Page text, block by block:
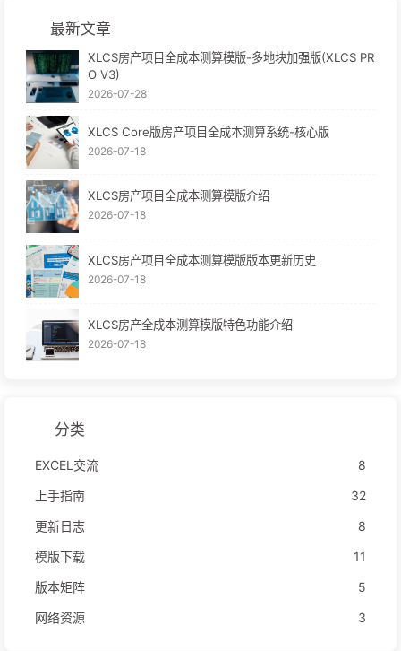
最新文章
XLCS房产项目全成本测算模版-多地块加强版(XLCS PR
O V3)
2026-07-28
XLCS Core版房产项目全成本测算系统-核心版
2026-07-18
XLCS房产项目全成本测算模版介绍
2026-07-18
XLCS房产项目全成本测算模版版本更新历史
2026-07-18
XLCS房产全成本测算模版特色功能介绍
2026-07-18
分类
EXCEL交流
8
上手指南
32
更新日志
8
模版下载
11
版本矩阵
5
网络资源
3